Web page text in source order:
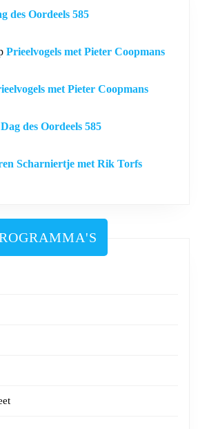
des Oordeels 585
Prieelvogels met Pieter Coopmans
met Pieter Coopmans
des Oordeels 585
Scharniertje met Rik Torfs